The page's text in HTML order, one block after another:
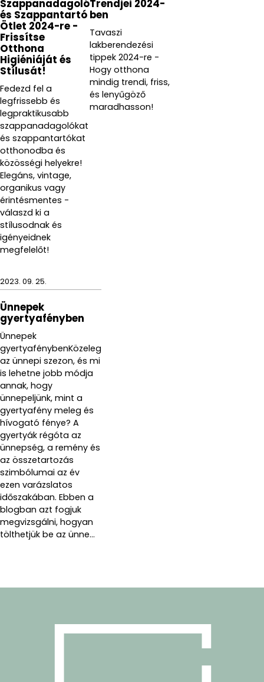
Szappanadagoló
és Szappantartó
Ötlet 2024-re -
Frissítse
Otthona
Higiéniáját és
Stílusát!
Fedezd fel a
legfrissebb és
legpraktikusabb
szappanadagolókat
és szappantartókat
otthonodba és
közösségi helyekre!
Elegáns, vintage,
organikus vagy
érintésmentes -
válaszd ki a
stílusodnak és
igényeidnek
megfelelőt!
Trendjei 2024-
ben
Tavaszi
lakberendezési
tippek 2024-re -
Hogy otthona
mindig trendi, friss,
és lenyűgöző
maradhasson!
2023. 09. 25.
Ünnepek
gyertyafényben
Ünnepek
gyertyafénybenKözeleg
az ünnepi szezon, és mi
is lehetne jobb módja
annak, hogy
ünnepeljünk, mint a
gyertyafény meleg és
hívogató fénye? A
gyertyák régóta az
ünnepség, a remény és
az összetartozás
szimbólumai az év
ezen varázslatos
időszakában. Ebben a
blogban azt fogjuk
megvizsgálni, hogyan
tölthetjük be az ünne...